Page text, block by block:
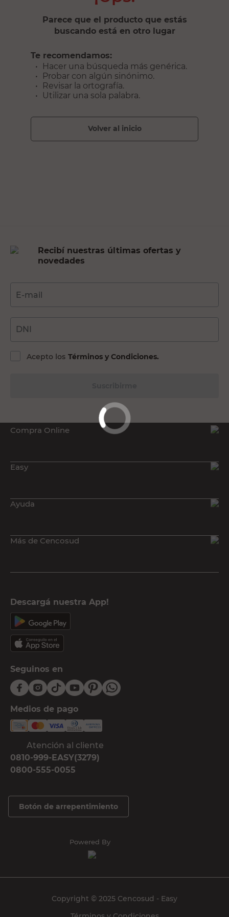
Parece que el producto que estás
buscando está en otro lugar
Te recomendamos:
Hacer una búsqueda más genérica.
Probar con algún sinónimo.
Revisar la ortografía.
Utilizar una sola palabra.
volver al inicio
Recibí nuestras últimas ofertas y
novedades
E-mail
DNI
Acepto los Términos y Condiciones.
Compra Online
Easy
Ayuda
Más de Cencosud
Descargá nuestra App!
Seguinos en
Medios de pago
Atención al cliente
0810-999-EASY(3279)
0800-555-0055
Botón de arrepentimiento
Powered By
Copyright © 2025 Cencosud - Easy